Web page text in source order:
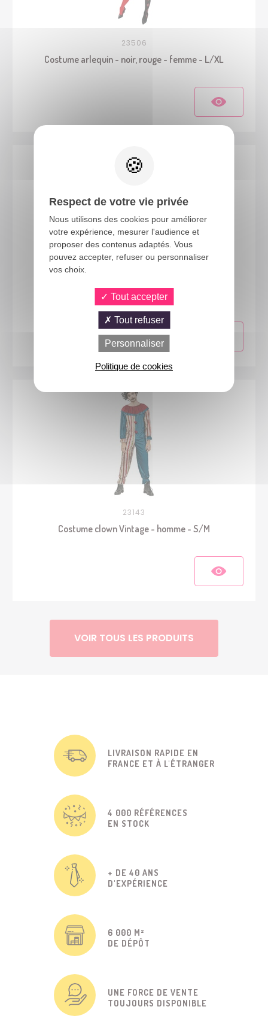
23506
Costume arlequin - noir, rouge - femme - L/XL
Costume futuriste - argent - homme - L/XL
23143
Costume clown Vintage - homme - S/M
VOIR TOUS LES PRODUITS
LIVRAISON RAPIDE EN
FRANCE ET À L'ÉTRANGER
4 000 RÉFÉRENCES
EN STOCK
+ DE 40 ANS
D'EXPÉRIENCE
6 000 M²
DE DÉPÔT
UNE FORCE DE VENTE
TOUJOURS DISPONIBLE
Respect de votre vie privée
Nous utilisons des cookies pour améliorer
votre expérience, mesurer l'audience et
proposer des contenus adaptés. Vous
pouvez accepter, refuser ou personnaliser
vos choix.
Tout accepter
Tout refuser
Personnaliser
Politique de cookies